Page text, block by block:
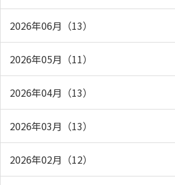
2026年06月（13）
2026年05月（11）
2026年04月（13）
2026年03月（13）
2026年02月（12）